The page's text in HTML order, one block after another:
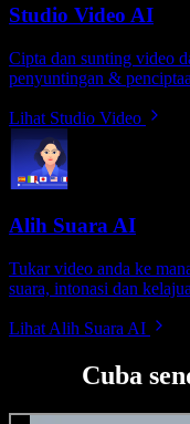
Studio Video AI
Cipta dan sunting video
penyuntingan &
Lihat Studio Video
Alih Suara AI
Tukar video anda ke
suara, intonasi dan
Lihat Alih Suara AI
Cuba